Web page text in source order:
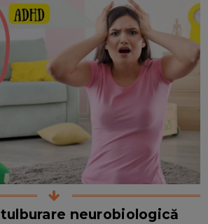
neurobiologică